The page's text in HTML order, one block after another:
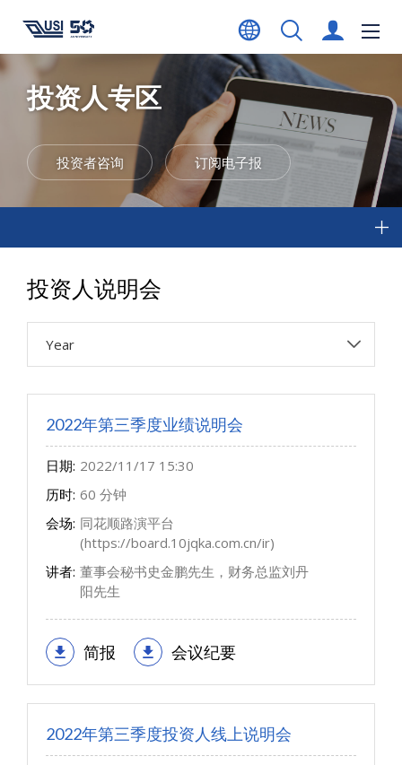
投资人专区
投资者咨询 订阅电子报
投资人说明会
Year
2022年第三季度业绩说明会
日期: 2022/11/17 15:30
历时: 60 分钟
会场: 同花顺路演平台
(https://board.10jqka.com.cn/ir)
讲者: 董事会秘书史金鹏先生，财务总监刘丹
阳先生
简报 会议纪要
2022年第三季度投资人线上说明会